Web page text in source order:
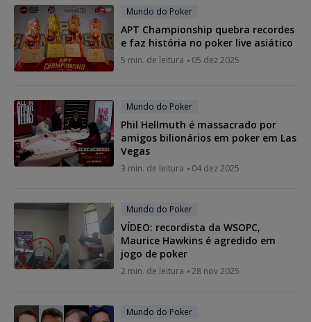
Mundo do Poker
APT Championship quebra recordes
e faz história no poker live asiático
5 min. de leitura 05 dez 2025
Mundo do Poker
Phil Hellmuth é massacrado por
amigos bilionários em poker em Las
Vegas
3 min. de leitura 04 dez 2025
Mundo do Poker
VÍDEO: recordista da WSOPC,
Maurice Hawkins é agredido em
jogo de poker
2 min. de leitura 28 nov 2025
Mundo do Poker